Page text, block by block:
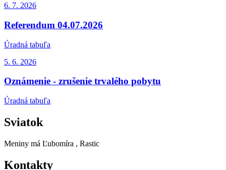
6. 7. 2026
Referendum 04.07.2026
Úradná tabuľa
5. 6. 2026
Oznámenie - zrušenie trvalého pobytu
Úradná tabuľa
Sviatok
Meniny má Ľubomíra , Rastic
Kontakty